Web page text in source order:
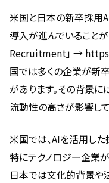
米国と日本の新卒採用
導入が進んでいること
Recruitment」 →
国では多くの企業が新
があります。その背景
流動性の高さが影響し
米国では、AIを活用し
特にテクノロジー企業
日本では文化的背景や